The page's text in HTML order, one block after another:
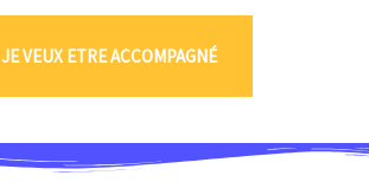
JE VEUX ETRE ACCOMPAGNÉ